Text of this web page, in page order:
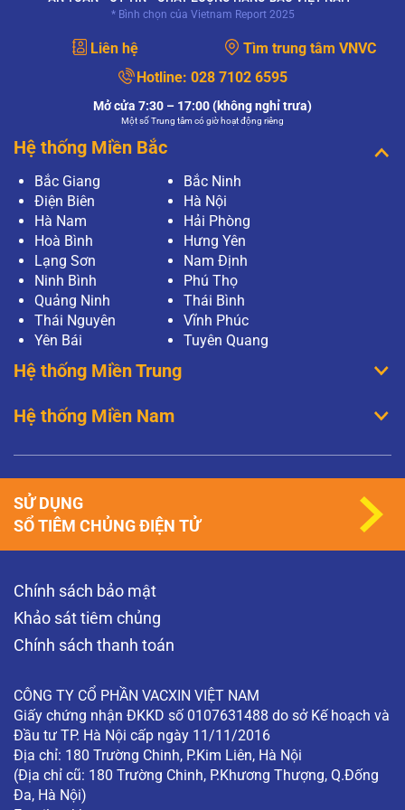
XEM THÊM
Mục đích của xét nghiệm PAP và xét nghiệm
HPV có giống nhau không?
Mục đích của xét nghiệm PAP và xét nghiệm
HPV có giống nhau không?
XEM THÊM
Thưa bác sĩ, tôi vừa tiến hành phương pháp
Pap để tầm soát ung thư cổ tử cung tại bệnh
viện, tuy nhiên khi có kết quả, tôi thấy kết quả có
điều bất thường? Tôi…
XEM THÊM
Xét nghiệm Pap là gì?
Thưa bác sĩ, em thường nghe về khái niệm xét
nghiệm Pap nhưng chưa rõ nó có vai trò gì ạ?
Nếu một người có kết quả xét nghiệm PAP là bất
thường thì có nghĩa…
năng mắc sùi mào gà không? Người bị sùi mào
XEM THÊM
cổ tử cung không?
Khám phụ khoa có phát hiện được ung thư cổ tử
cung không? (Độc giả ẩn danh)
XEM THÊM
* Bình chọn của Vietnam Report 2025
Liên hệ
Tìm trung tâm VNVC
Hotline: 028 7102 6595
Mở cửa 7:30 – 17:00 (không nghỉ trưa)
Một số Trung tâm có giờ hoạt động riêng
Hệ thống Miền Bắc
Bắc Giang
Bắc Ninh
Điện Biên
Hà Nội
Hà Nam
Hải Phòng
Hoà Bình
Hưng Yên
Lạng Sơn
Nam Định
Ninh Bình
Phú Thọ
Quảng Ninh
Thái Bình
Thái Nguyên
Vĩnh Phúc
Yên Bái
Tuyên Quang
Hệ thống Miền Trung
Hệ thống Miền Nam
Chính sách bảo mật
Khảo sát tiêm chủng
Chính sách thanh toán
CÔNG TY CỔ PHẦN VACXIN VIỆT NAM
Giấy chứng nhận ĐKKD số 0107631488 do sở Kế hoạch và
Đầu tư TP. Hà Nội cấp ngày 11/11/2016
Địa chỉ: 180 Trường Chinh, P.Kim Liên, Hà Nội
(Địa chỉ cũ: 180 Trường Chinh, P.Khương Thượng, Q.Đống
Đa, Hà Nội)
SỬ DỤNG
SỔ TIÊM CHỦNG ĐIỆN TỬ